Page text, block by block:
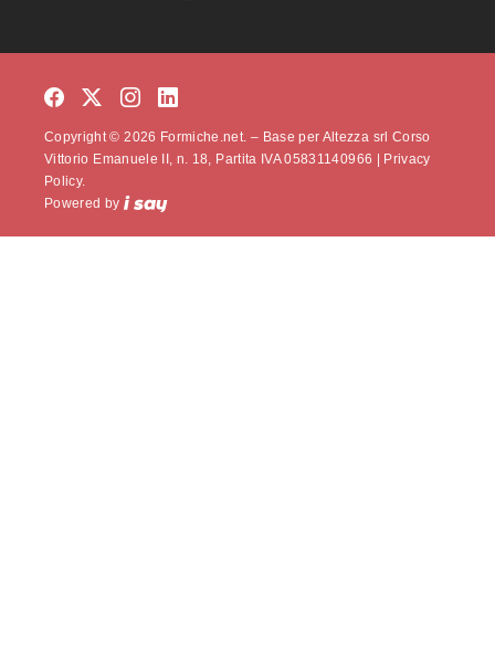
Copyright © 2026 Formiche.net. – Base per Altezza srl Corso
Vittorio Emanuele II, n. 18, Partita IVA 05831140966 |
Privacy
Policy.
Powered by